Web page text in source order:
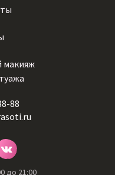
88
макияж
до 21:00